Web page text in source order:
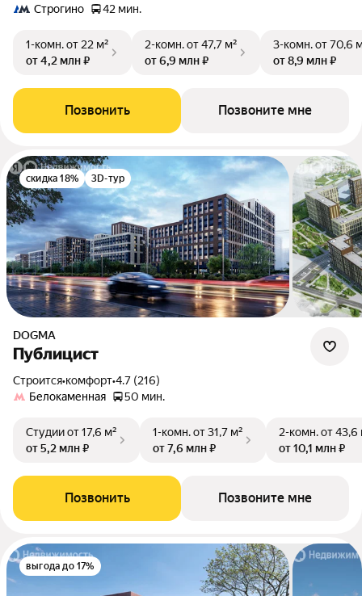
Строгино
42 мин.
1-комн.от 22 м²
от 4,2 млн ₽
2-комн.от 47,7 м²
от 6,9 млн ₽
3-комн.от 70,6
от 8,9 млн ₽
Позвонить Позвоните мне
скидка 18% 3D-тур
DOGMA
Публицист
Строится•комфорт•4.7 (216)
Белокаменная
50 мин.
Студииот 17,6 м²
от 5,2 млн ₽
1-комн.от 31,7 м²
от 7,6 млн ₽
2-комн.от 43,6
от 10,1 млн ₽
Позвонить Позвоните мне
выгода до 17%